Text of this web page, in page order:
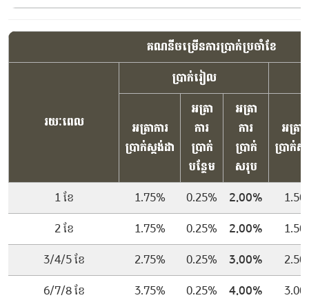
គណនីចម្រើនការប្រាក់ប្រចាំខែ
រយៈពេល
ប្រាក់រៀល
អត្រាការ
ប្រាក់ស្ដង់ដា
អត្រា
ការ
ប្រាក់
បន្ថែម
អត្រា
ការ
ប្រាក់
សរុប
អត្រា
ប្រាក់ស្
1 ខែ 1.75% 0.25% 2.00%
2 ខែ 1.75% 0.25% 2.00%
3/4/5 ខែ 2.75% 0.25% 3.00%
6/7/8 ខែ 3.75% 0.25% 4.00%